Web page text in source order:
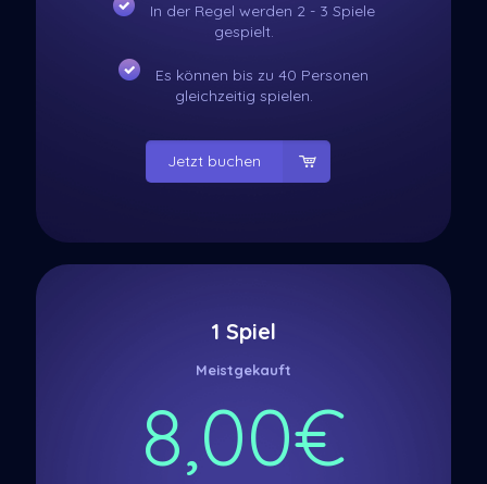
In der Regel werden 2 - 3 Spiele
gespielt.
Es können bis zu 40 Personen
gleichzeitig spielen.
Jetzt buchen
1 Spiel
Meistgekauft
8,00€